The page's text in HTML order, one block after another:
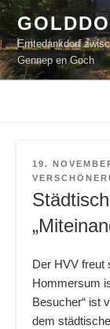
Zum
Inhalt
springen
Erntedankdorf
Gennep en Goch
AM
19.
Der HVV freut
Hommersum
Besucher“ ist
dem